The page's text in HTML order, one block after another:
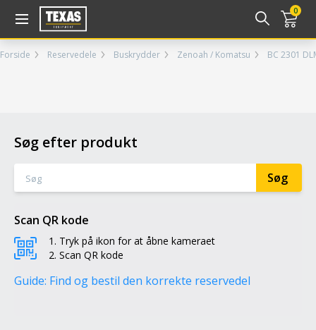
0
Forside Reservedele Buskrydder Zenoah / Komatsu BC 2301
Søg efter produkt
Scan QR kode
Tryk på ikon for at åbne kameraet
Scan QR kode
Guide: Find og bestil den korrekte reservedel